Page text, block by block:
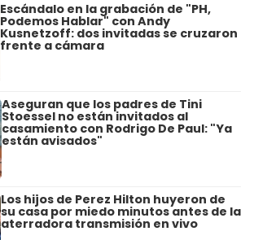
Escándalo en la grabación de "PH,
Podemos Hablar" con Andy
Kusnetzoff: dos invitadas se cruzaron
frente a cámara
Aseguran que los padres de Tini
Stoessel no están invitados al
casamiento con Rodrigo De Paul: "Ya
están avisados"
Los hijos de Perez Hilton huyeron de
su casa por miedo minutos antes de la
aterradora transmisión en vivo